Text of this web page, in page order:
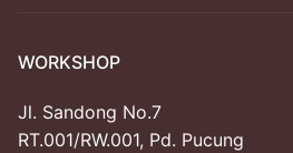
WORKSHOP
Jl. Sandong No.7
RT.001/RW.001, Pd. Pucung